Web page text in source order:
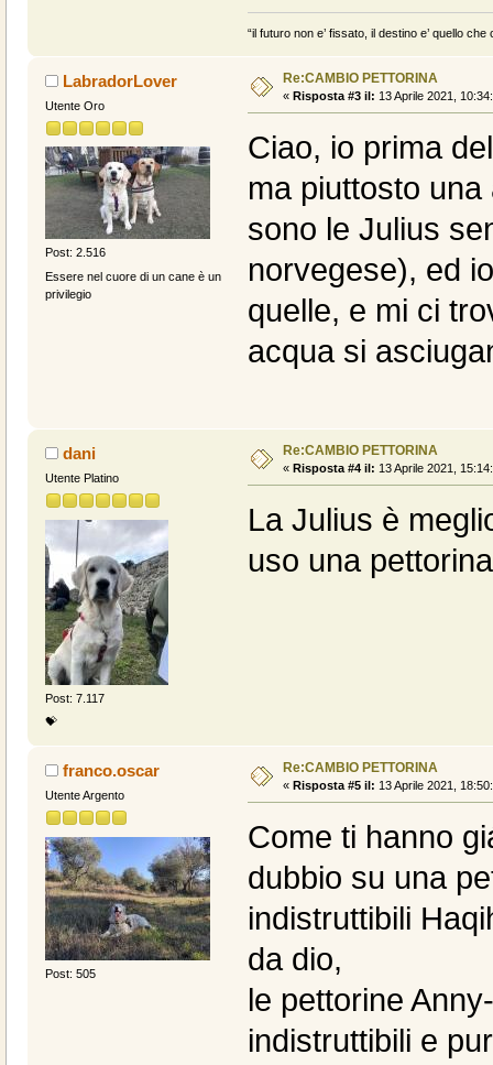
“il futuro non e’ fissato, il destino e’ quello
LabradorLover
Utente Oro
Post: 2.516
Essere nel cuore di un cane è un
privilegio
Re:CAMBIO PETTORINA
« Risposta #3 il: 13 Aprile 2021,
Ciao, io prima
ma piuttosto
sono le Julius
norvegese), ed
quelle, e mi ci
acqua si
dani
Utente Platino
Post: 7.117
💝
Re:CAMBIO PETTORINA
« Risposta #4 il: 13 Aprile 2021,
La Julius è
uso una
franco.oscar
Utente Argento
Post: 505
Re:CAMBIO PETTORINA
« Risposta #5 il: 13 Aprile 2021,
Come ti hanno
dubbio su una
indistruttibili
da dio,
le pettorine
indistruttibili e